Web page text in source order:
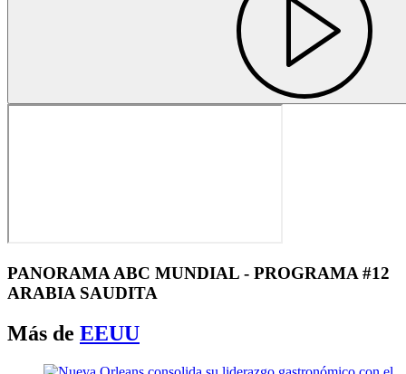
PANORAMA ABC MUNDIAL - PROGRAMA #12
ARABIA SAUDITA
Más de EEUU